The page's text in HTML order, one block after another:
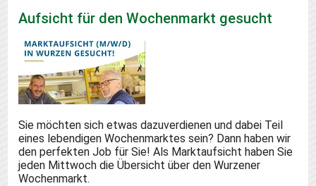
Aufsicht für den Wochenmarkt gesucht
Sie möchten sich etwas dazuverdienen und dabei Teil
eines lebendigen Wochenmarktes sein? Dann haben wir
den perfekten Job für Sie! Als Marktaufsicht haben Sie
jeden Mittwoch die Übersicht über den Wurzener
Wochenmarkt.